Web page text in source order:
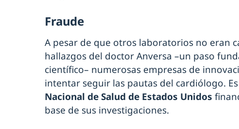
Fraude
A pesar de que otros laboratorios no eran
hallazgos del doctor Anversa –un paso
científico– numerosas empresas de
intentar seguir las pautas del cardiólogo.
Nacional de Salud de Estados Unidos
base de sus investigaciones.